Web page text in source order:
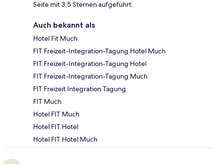
Seite mit 3,5 Sternen aufgeführt.
Auch bekannt als
Hotel Fit Much
FIT Freizeit-Integration-Tagung Hotel Much
FIT Freizeit-Integration-Tagung Hotel
FIT Freizeit-Integration-Tagung Much
FIT Freizeit Integration Tagung
FIT Much
Hotel FIT Much
Hotel FIT Hotel
Hotel FIT Hotel Much